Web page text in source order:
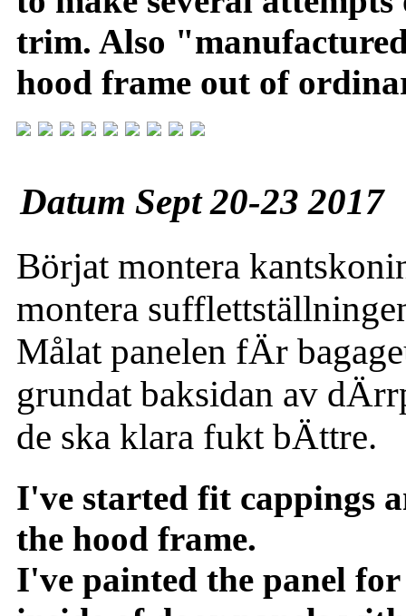
trim. Also
hood frame out of
Datum Sept 20-23 2017
Börjat montera
montera
Målat panelen fÄr
grundat baksidan av
de ska klara fukt bÄttre.
I've started fit cappings
the hood frame.
I've painted the panel